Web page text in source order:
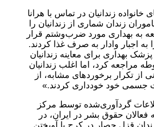
خانواده زندانیان در تماس با هرانا
زندان شماری از زندانیان را
به بهداری مورد ضرب‌وشتم قرار
به اجبار وادار به صرف غذا کردند.
بهداری برای معاینه زندانیان
مراجعه کرد، اما اغلب زندانیان
از تکرار برخوردهای مشابه، از
جسمی خود خودداری کردند.»
گردآوری‌شده توسط مرکز
فعالان حقوق بشر در ایران، در
۲۰۲۴ زندان قزل حصار در کرج با آویختن